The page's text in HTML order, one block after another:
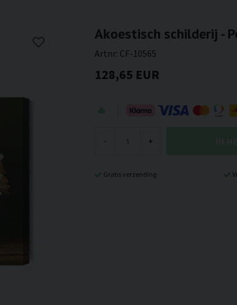
Akoestisch schilderij -
Artnr: CF-10565
128,65 EUR
- +
Gratis verzending